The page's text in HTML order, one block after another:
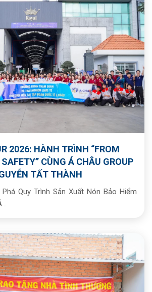
2026: HÀNH TRÌNH “FROM
CÙNG Á CHÂU GROUP
TẤT THÀNH
Quy Trình Sản Xuất Nón Bảo Hiểm